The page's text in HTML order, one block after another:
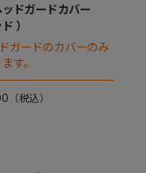
ドガードカバー
）
ガードのカバーのみ
す。